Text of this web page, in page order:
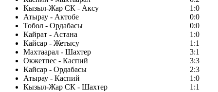
Кызыл-Жар СК - Аксу
1:0
Атырау - Актобе
0:0
Тобол - Ордабасы
0:0
Кайрат - Астана
1:0
Кайсар - Жетысу
1:1
Махтаарал - Шахтер
3:1
Окжетпес - Каспий
3:3
Кайсар - Ордабасы
2:3
Атырау - Каспий
1:0
Кызыл-Жар СК - Шахтер
1:1